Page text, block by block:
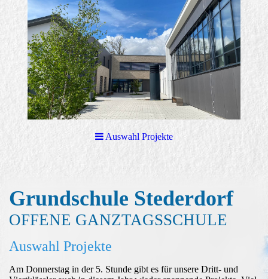
Auswahl Projekte
Grundschule Stederdorf
OFFENE GANZTAGSSCHULE
Auswahl Projekte
Am Donnerstag in der 5. Stunde gibt es für unsere Dritt- und